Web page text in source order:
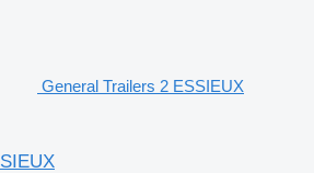
General Trailers 2 ESSIEUX